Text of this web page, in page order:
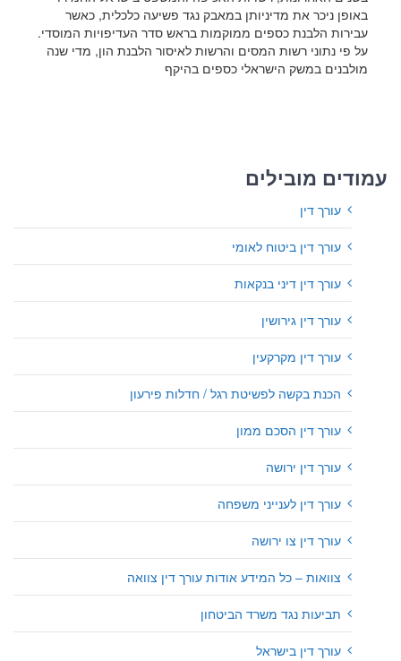
באופן ניכר את מדיניותן במאבק נגד פשיעה כלכלית, כאשר
עבירות הלבנת כספים ממוקמות בראש סדר העדיפויות המוסדי.
על פי נתוני רשות המסים והרשות לאיסור הלבנת הון, מדי שנה
מולבנים במשק הישראלי כספים בהיקף
עמודים מובילים
עורך דין
עורך דין ביטוח לאומי
עורך דין דיני בנקאות
עורך דין גירושין
עורך דין מקרקעין
הכנת בקשה לפשיטת רגל / חדלות פירעון
עורך דין הסכם ממון
עורך דין ירושה
עורך דין לענייני משפחה
עורך דין צו ירושה
צוואות – כל המידע אודות עורך דין צוואה
תביעות נגד משרד הביטחון
עורך דין בישראל